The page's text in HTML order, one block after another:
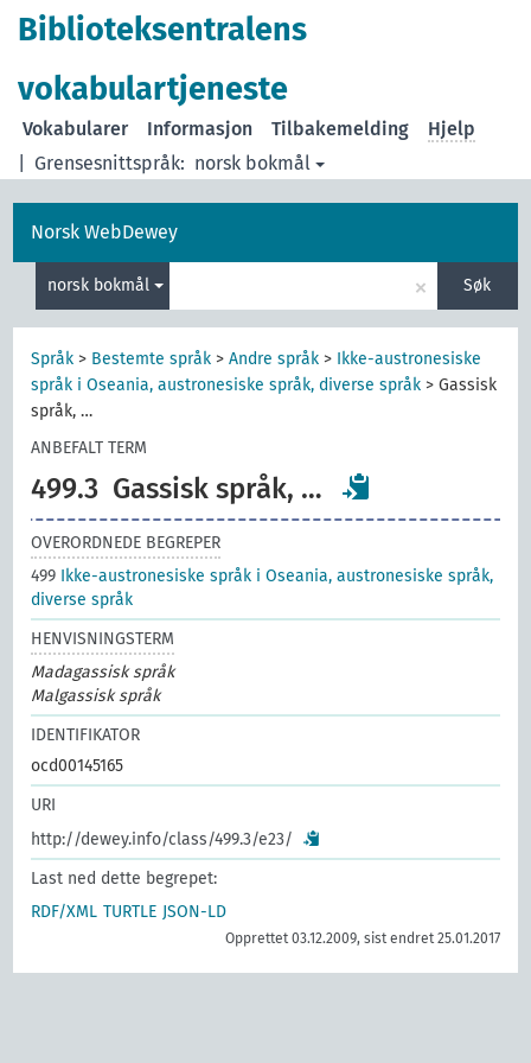
Biblioteksentralens
vokabulartjeneste
Grensesnittspråk: norsk bokmål
Vokabularer Informasjon Tilbakemelding Hjelp
Norsk WebDewey
norsk bokmål × Søk
Språk > Bestemte språk >Andre språk > Ikke-austronesiske
språk i Oseania, austronesiske språk, diverse språk >Gassisk
språk, …
ANBEFALT TERM
499.3 Gassisk språk, …
OVERORDNEDE BEGREPER
499 Ikke-austronesiske språk i Oseania, austronesiske språk,
diverse språk
HENVISNINGSTERM
Madagassisk språk
Malgassisk språk
IDENTIFIKATOR
ocd00145165
URI
http://dewey.info/class/499.3/e23/
Last ned dette begrepet:
RDF/XML TURTLE JSON-LD
Opprettet 03.12.2009, sist endret 25.01.2017